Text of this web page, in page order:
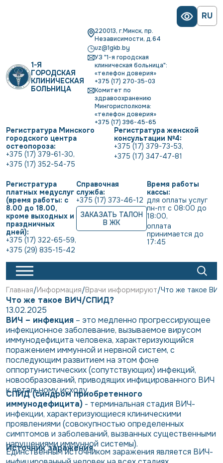
RU
1-Я
ГОРОДСКАЯ
КЛИНИЧЕСКАЯ
БОЛЬНИЦА
220013, г.Минск, пр.
Независимости, д.64
uz@1gkb.by
УЗ "1-я городская
клиническая больница":
«телефон доверия»
+375 (17) 270-35-03
Комитет по
здравоохранению
Мингорисполкома:
«телефон доверия»
+375 (17) 396-45-65
Регистратура Минского
городского центра
остеопороза:
+375 (17) 379-61-30,
+375 (17) 352-54-75
Регистратура женской
консультации №4:
+375 (17) 379-73-53,
+375 (17) 347-47-81
Регистратура
платных медуслуг
(время работы: с
8.00 до 18.00,
кроме выходных и
праздничных
дней):
+375 (17) 322-65-59,
+375 (29) 835-15-42
Справочная
служба:
+375 (17) 373-46-12
ЗАКАЗАТЬ ТАЛОН
В ЖК
Время работы
кассы:
для оплаты услуг
пн-пт с 08:00 до
18:00,
оплата
принимается до
17:45
Главная Информация Врачи информируют Что же такое
Что же такое ВИЧ/СПИД?
13.02.2025
ВИЧ – инфекция – это медленно прогрессирующее
инфекционное заболевание, вызываемое вирусом
иммунодефицита человека, характеризующийся
поражением иммунной и нервной систем, с
последующим развитием на этом фоне
оппортунистических (сопутствующих) инфекций,
новообразований, приводящих инфицированного ВИЧ
к летальному исходу.
СПИД (синдром приобретенного
иммунодефицита) - терминальная стадия ВИЧ-
инфекции, характеризующиеся клиническими
проявлениями (совокупностью определенных
симптомов и заболеваний, вызванных существенными
нарушениями иммунной системы).
Источник заражения.
Единственным источником заражения является ВИЧ-